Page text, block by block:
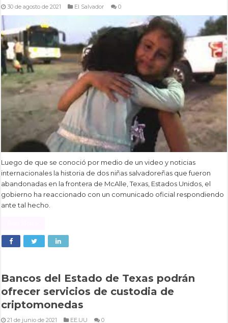
30 de agosto de 2021 El Salvador 0
Luego de que se conoció por medio de un video y noticias
internacionales la historia de dos niñas salvadoreñas que fueron
abandonadas en la frontera de McAlle, Texas, Estados Unidos, el
gobierno ha reaccionado con un comunicado oficial respondiendo
ante tal hecho.
Bancos del Estado de Texas podrán
ofrecer servicios de custodia de
criptomonedas
21 de junio de 2021 EE.UU 0